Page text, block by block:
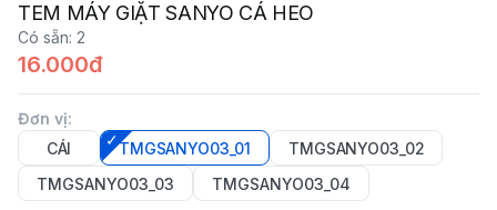
TEM MÁY GIẶT SANYO CÁ HEO
Có sẵn: 2
16.000đ
Đơn vị:
CÁI
TMGSANYO03_01
TMGSANYO03_02
TMGSANYO03_03
TMGSANYO03_04